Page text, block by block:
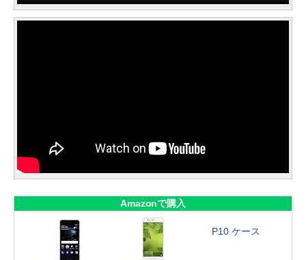
Amazonで購入
P10 ケース